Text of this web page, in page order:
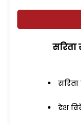
देश